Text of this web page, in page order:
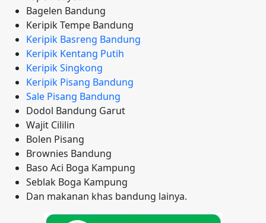
Bagelen Bandung
Keripik Tempe Bandung
Keripik Basreng Bandung
Keripik Kentang Putih
Keripik Singkong
Keripik Pisang Bandung
Sale Pisang Bandung
Dodol Bandung Garut
Wajit Cililin
Bolen Pisang
Brownies Bandung
Baso Aci Boga Kampung
Seblak Boga Kampung
Dan makanan khas bandung lainya.